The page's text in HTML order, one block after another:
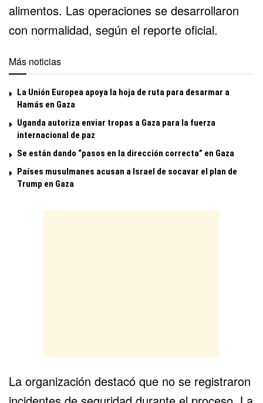
alimentos. Las operaciones se desarrollaron
con normalidad, según el reporte oficial.
Más noticias
La Unión Europea apoya la hoja de ruta para desarmar a
Hamás en Gaza
Uganda autoriza enviar tropas a Gaza para la fuerza
internacional de paz
Se están dando “pasos en la dirección correcta” en Gaza
Países musulmanes acusan a Israel de socavar el plan de
Trump en Gaza
La organización destacó que no se registraron